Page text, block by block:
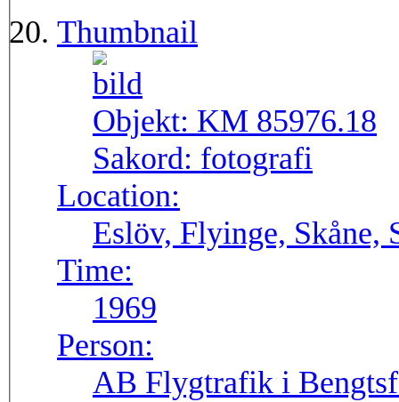
Thumbnail
Objekt: KM 85976.18
Sakord: fotografi
Location:
Eslöv, Flyinge, Skåne,
Time:
1969
Person:
AB Flygtrafik i